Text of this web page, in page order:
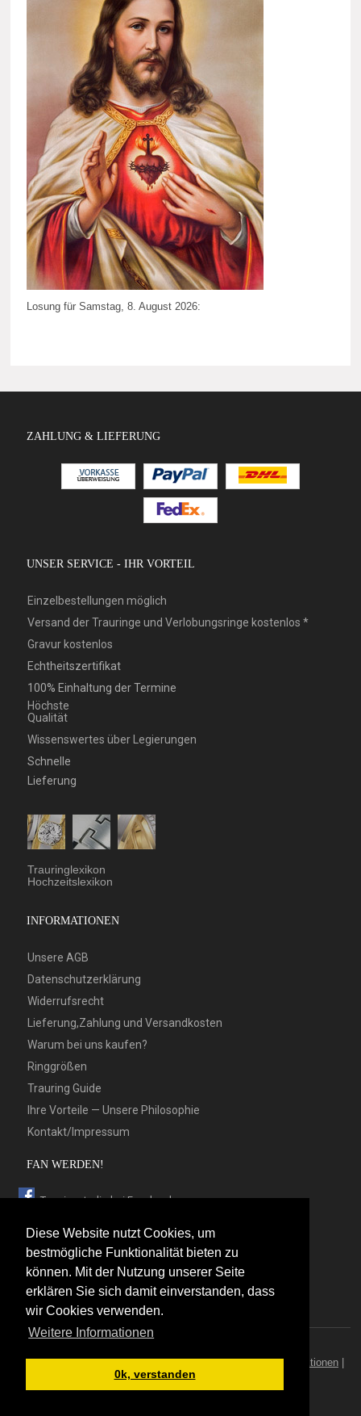
Diese Website nutzt Cookies, um
bestmögliche Funktionalität bieten zu
können. Mit der Nutzung unserer Seite
erklären Sie sich damit einverstanden, dass
wir Cookies verwenden.
Weitere Informationen
0k, verstanden
Losung für Samstag, 8. August 2026:
ZAHLUNG & LIEFERUNG
UNSER SERVICE - IHR VORTEIL
Einzelbestellungen möglich
Versand der Trauringe und Verlobungsringe kostenlos *
Gravur kostenlos
Echtheitszertifikat
100% Einhaltung der Termine
Höchste
Qualität
Wissenswertes über Legierungen
Schnelle
Lieferung
Trauringlexikon
Hochzeitslexikon
INFORMATIONEN
Unsere AGB
Datenschutzerklärung
Widerrufsrecht
Lieferung,Zahlung und Versandkosten
Warum bei uns kaufen?
Ringgrößen
Trauring Guide
Ihre Vorteile — Unsere Philosophie
Kontakt/Impressum
FAN WERDEN!
Trauringstudio bei Facebook
Trauringstudio bei Twitter
Trauringstudio bei Pinterest
Trauringstudio bei flickr
Trauringstudio|Trauringe|Hersteller|Kontakt/Impressum Aktionen|
News|Sitemap